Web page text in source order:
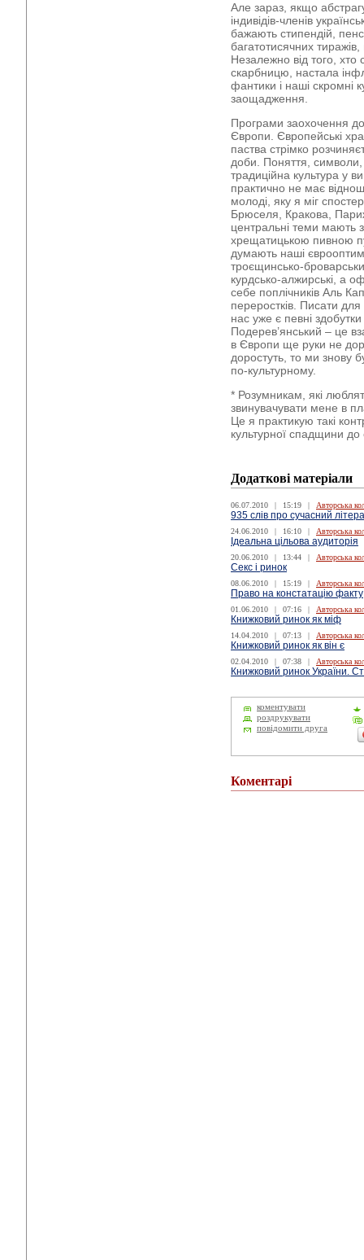
Але зараз, якщо
індивідів-членів
бажають стипендій,
багатотисячних
Незалежно від того, хто
скарбницю, настала
фантики і наші скромні
заощадження.
Програми заохочення
Європи. Європейські
паства стрімко
доби. Поняття, символи,
традиційна культура у
практично не має
молоді, яку я міг
Брюселя, Кракова,
центральні теми мають
хрещатицькою пивною
думають наші
троєщинсько-
курдсько-алжирські, а
себе поплічників Аль
переростків. Писати
нас уже є певні
Подерев’янський – це
в Європи ще руки не
доростуть, то ми знову
по-культурному.
* Розумникам, які
звинувачувати мене в
Це я практикую такі
культурної спадщини до
Додаткові матеріали
06.07.2010 | 15:19 | Авторська
935 слів про сучасний
24.06.2010 | 16:10 | Авторська
Ідеальна цільова аудиторія
20.06.2010 | 13:44 | Авторська
Секс і ринок
08.06.2010 | 15:19 | Авторська
Право на констатацію факту
01.06.2010 | 07:16 | Авторська
Книжковий ринок як міф
14.04.2010 | 07:13 | Авторська
Книжковий ринок як він є
02.04.2010 | 07:38 | Авторська
Книжковий ринок України.
коментувати
роздрукувати
повідомити друга
Коментарі